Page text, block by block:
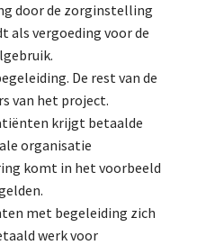
door de zorginstelling
als vergoeding voor de
De rest van de
van het project.
krijgt betaalde
organisatie
komt in het voorbeeld
met begeleiding zich
werk voor